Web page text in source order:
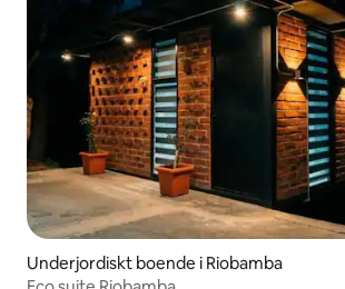
Underjordiskt boende i Riobamba